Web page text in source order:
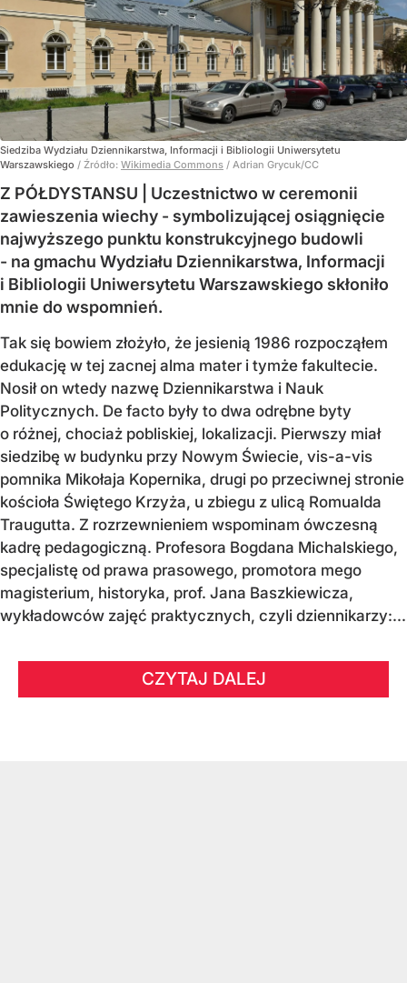
Siedziba Wydziału Dziennikarstwa, Informacji i Bibliologii Uniwersytetu
Warszawskiego / Źródło: Wikimedia Commons / Adrian Grycuk/CC
Z PÓŁDYSTANSU | Uczestnictwo w ceremonii
zawieszenia wiechy - symbolizującej osiągnięcie
najwyższego punktu konstrukcyjnego budowli
- na gmachu Wydziału Dziennikarstwa, Informacji
i Bibliologii Uniwersytetu Warszawskiego skłoniło
mnie do wspomnień.
Tak się bowiem złożyło, że jesienią 1986 rozpocząłem
edukację w tej zacnej alma mater i tymże fakultecie.
Nosił on wtedy nazwę Dziennikarstwa i Nauk
Politycznych. De facto były to dwa odrębne byty
o różnej, chociaż pobliskiej, lokalizacji. Pierwszy miał
siedzibę w budynku przy Nowym Świecie, vis-a-vis
pomnika Mikołaja Kopernika, drugi po przeciwnej stronie
kościoła Świętego Krzyża, u zbiegu z ulicą Romualda
Traugutta. Z rozrzewnieniem wspominam ówczesną
kadrę pedagogiczną. Profesora Bogdana Michalskiego,
specjalistę od prawa prasowego, promotora mego
magisterium, historyka, prof. Jana Baszkiewicza,
wykładowców zajęć praktycznych, czyli dziennikarzy:...
CZYTAJ DALEJ